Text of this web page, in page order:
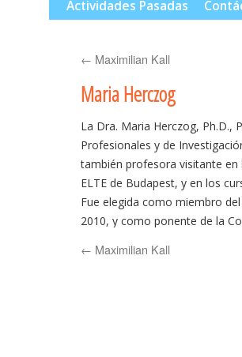
Actividades Pasadas
← Maximilian Kall
Maria Herczog
La Dra. Maria Herczog, Ph.D.,
Profesionales y de
también profesora visitante en
ELTE de Budapest, y en los
Fue elegida como miembro
2010, y como ponente de la
sobre los derechos del niño y
← Maximilian Kall